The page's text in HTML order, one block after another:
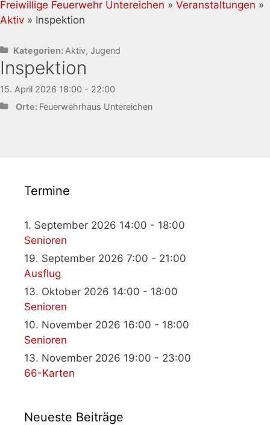
Freiwillige Feuerwehr Untereichen » Veranstaltungen »
Aktiv » Inspektion
Kategorien: Aktiv, Jugend
Inspektion
15. April 2026 18:00 - 22:00
Orte: Feuerwehrhaus Untereichen
Termine
1. September 2026 14:00 - 18:00
Senioren
19. September 2026 7:00 - 21:00
Ausflug
13. Oktober 2026 14:00 - 18:00
Senioren
10. November 2026 16:00 - 18:00
Senioren
13. November 2026 19:00 - 23:00
66-Karten
Neueste Beiträge